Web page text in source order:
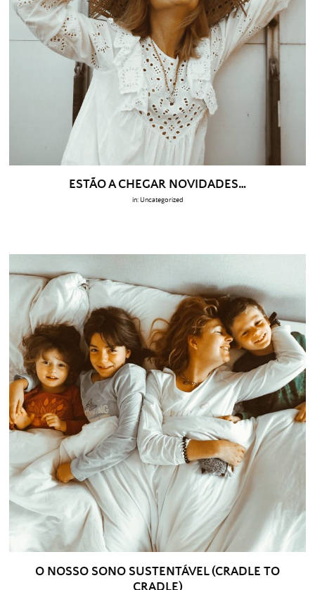
ESTÃO A CHEGAR NOVIDADES…
in: Uncategorized
O NOSSO SONO SUSTENTÁVEL (CRADLE TO
CRADLE)